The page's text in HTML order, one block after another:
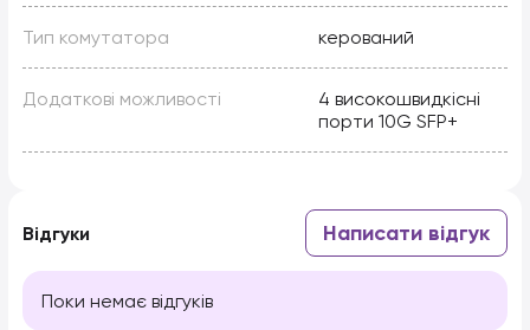
Тип комутатора керований
Додаткові можливості
4 високошвидкісні
порти 10G SFP+
Відгуки Написати відгук
Поки немає відгуків